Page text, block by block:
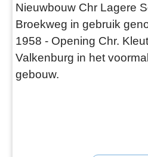
Nieuwbouw Chr Lagere
Broekweg in gebruik
1958 - Opening Chr.
Valkenburg in het
gebouw.